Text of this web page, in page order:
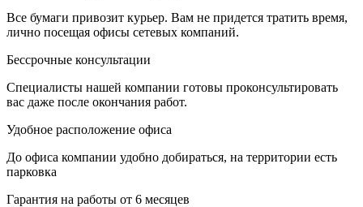
Все бумаги привозит курьер. Вам не придется тратить время,
лично посещая офисы сетевых компаний.
Бессрочные консультации
Специалисты нашей компании готовы проконсультировать
вас даже после окончания работ.
Удобное расположение офиса
До офиса компании удобно добираться, на территории есть
парковка
Гарантия на работы от 6 месяцев